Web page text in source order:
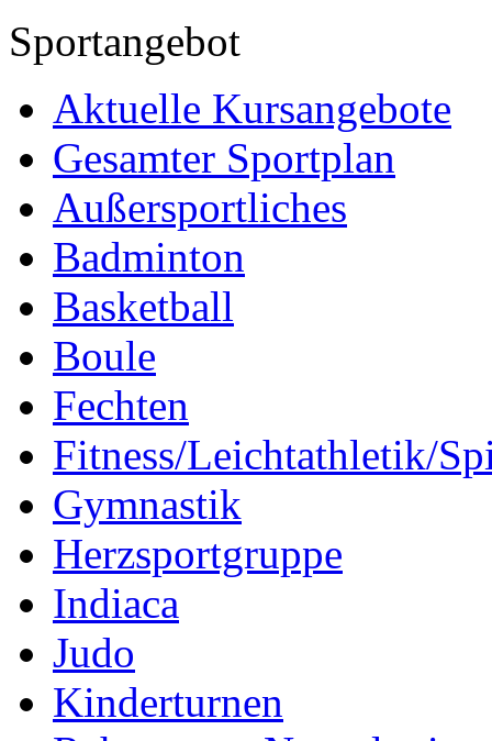
Sportangebot
Aktuelle Kursangebote
Gesamter Sportplan
Außersportliches
Badminton
Basketball
Boule
Fechten
Fitness/Leichtathletik/
Gymnastik
Herzsportgruppe
Indiaca
Judo
Kinderturnen